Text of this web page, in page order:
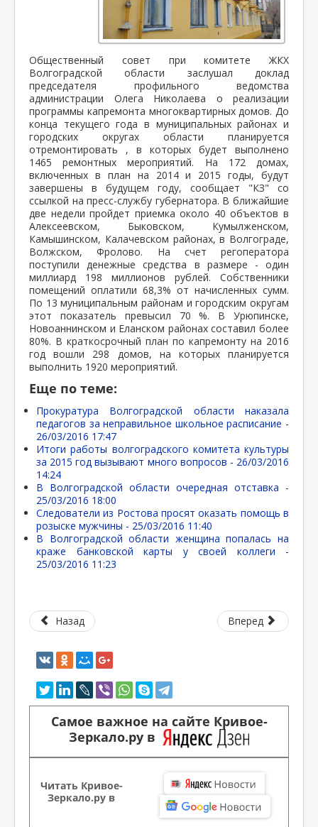
Общественный совет при комитете ЖКХ
Волгоградской области заслушал доклад
председателя профильного ведомства
администрации Олега Николаева о реализации
программы капремонта многоквартирных домов. До
конца текущего года в муниципальных районах и
городских округах области планируется
отремонтировать , в которых будет выполнено
1465 ремонтных мероприятий. На 172 домах,
включенных в план на 2014 и 2015 годы, будут
завершены в будущем году, сообщает "КЗ" со
ссылкой на пресс-службу губернатора. В ближайшие
две недели пройдет приемка около 40 объектов в
Алексеевском, Быковском, Кумылженском,
Камышинском, Калачевском районах, в Волгограде,
Волжском, Фролово. На счет регоператора
поступили денежные средства в размере - один
миллиард 198 миллионов рублей. Собственники
помещений оплатили 68,3% от начисленных сумм.
По 13 муниципальным районам и городским округам
этот показатель превысил 70 %. В Урюпинске,
Новоаннинском и Еланском районах составил более
80%. В краткосрочный план по капремонту на 2016
год вошли 298 домов, на которых планируется
выполнить 1920 мероприятий.
Еще по теме:
Прокуратура Волгоградской области наказала
педагогов за неправильное школьное расписание -
26/03/2016 17:47
Итоги работы волгоградского комитета культуры
за 2015 год вызывают много вопросов - 26/03/2016
14:24
В Волгоградской области очередная отставка -
25/03/2016 18:00
Следователи из Ростова просят оказать помощь в
розыске мужчины - 25/03/2016 11:40
В Волгоградской области женщина попалась на
краже банковской карты у своей коллеги -
25/03/2016 11:23
Назад Вперед
Самое важное на сайте Кривое-
Зеркало.ру в
Читать Кривое-
Зеркало.ру в